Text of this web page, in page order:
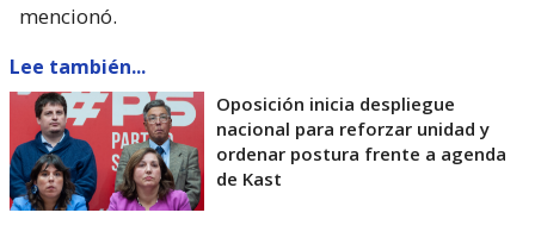
mencionó.
Lee también...
Oposición inicia despliegue
nacional para reforzar unidad y
ordenar postura frente a agenda
de Kast